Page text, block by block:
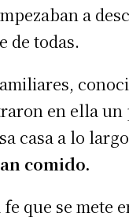
a
de todas.
en ella un
casa a lo
comido.
que se mete